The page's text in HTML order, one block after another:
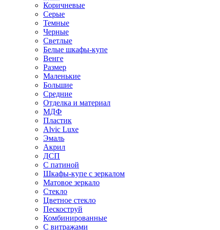
Коричневые
Серые
Темные
Черные
Светлые
Белые шкафы-купе
Венге
Размер
Маленькие
Большие
Средние
Отделка и материал
МДФ
Пластик
Alvic Luxe
Эмаль
Акрил
ДСП
С патиной
Шкафы-купе с зеркалом
Матовое зеркало
Стекло
Цветное стекло
Пескоструй
Комбинированные
С витражами